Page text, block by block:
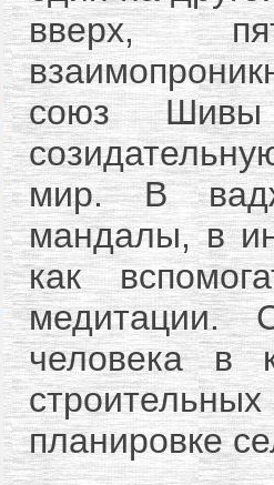
вверх,
союз Шивы
мир. В
мандалы, в
как
медитации.
человека в
планировке